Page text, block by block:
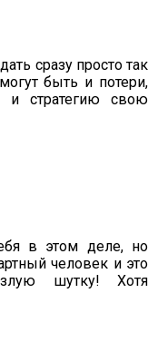
сразу просто так
быть и потери,
и стратегию свою
в этом деле, но
человек и это
шутку! Хотя